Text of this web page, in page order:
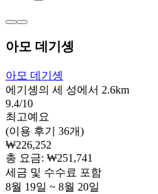
아모 데기솅
아모 데기솅
에기솅의 세 성에서 2.6km
9.4/10
최고예요
(이용 후기 36개)
₩226,252
총 요금: ₩251,741
세금 및 수수료 포함
8월 19일 ~ 8월 20일